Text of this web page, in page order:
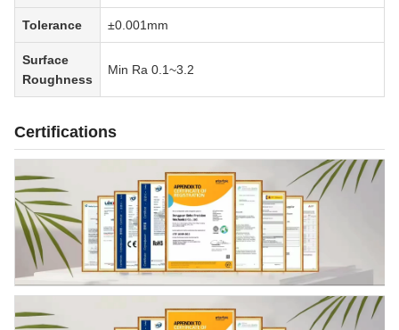
Tolerance ±0.001mm
Surface
Roughness
Min Ra 0.1~3.2
Certifications